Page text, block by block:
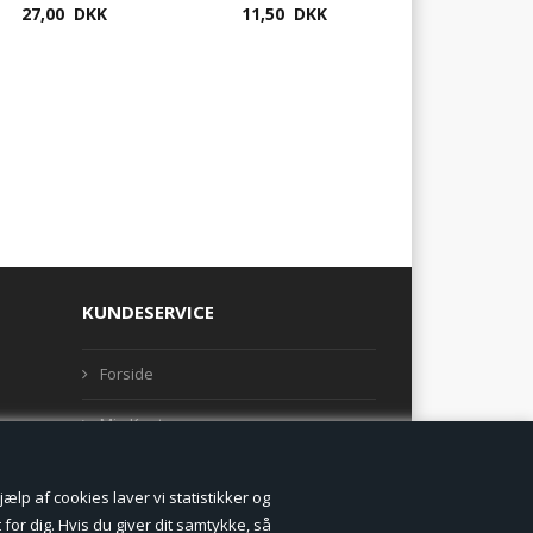
af cookies laver vi statistikker og
dig. Hvis du giver dit samtykke, så
27,00 DKK 11,50 DKK
KUNDESERVICE
Forside
Min Konto
Vilkår og betingelser